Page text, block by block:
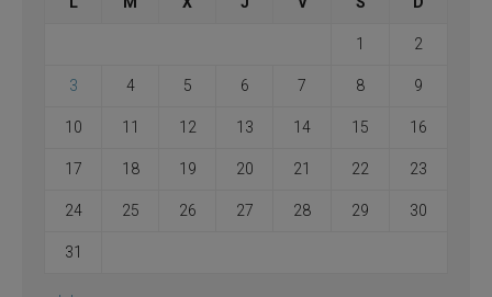
1 2
3 4 5 6 7 8 9
10 11 12 13 14 15 16
17 18 19 20 21 22 23
24 25 26 27 28 29 30
31